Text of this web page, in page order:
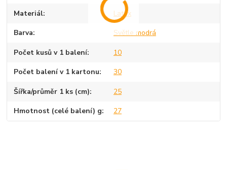
Materiál Latex
Barva Světle modrá
Počet kusů v 1 balení 10
Počet balení v 1 kartonu 30
Šířka/průměr 1 ks (cm) 25
Hmotnost (celé balení) g 27